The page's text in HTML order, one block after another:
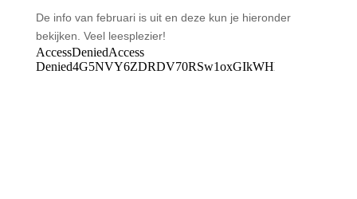
De info van februari is uit en deze kun je hieronder
bekijken. Veel leesplezier!